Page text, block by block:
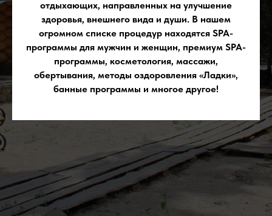
отдыхающих, направленных на улучшение
здоровья, внешнего вида и души. В нашем
огромном списке процедур находятся SPA-
программы для мужчин и женщин, премиум SPA-
программы, косметология, массажи,
обертывания, методы оздоровления «Ладки»,
банные программы и многое другое!